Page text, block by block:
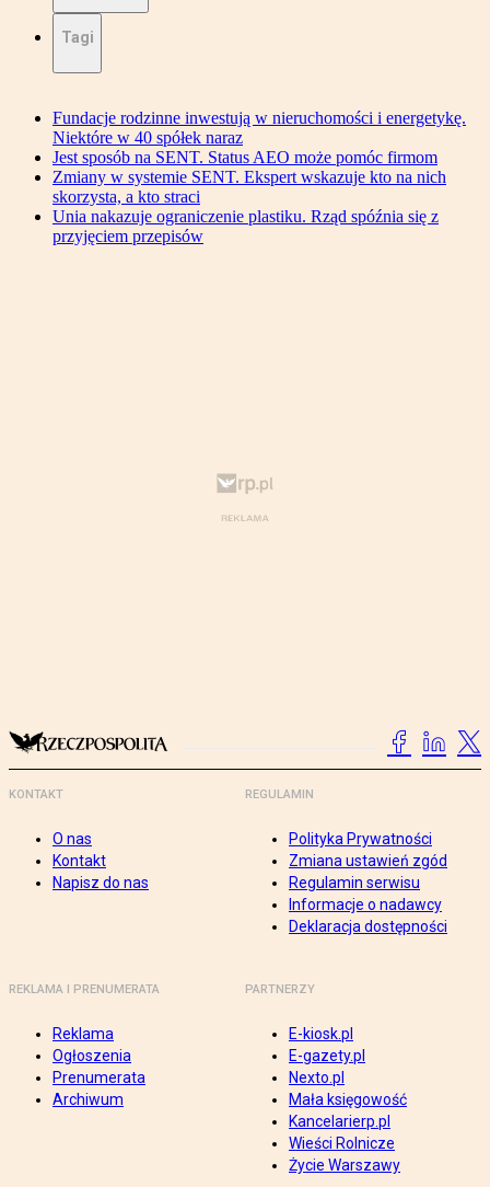
Tagi
Fundacje rodzinne inwestują w nieruchomości i energetykę.
Niektóre w 40 spółek naraz
Jest sposób na SENT. Status AEO może pomóc firmom
Zmiany w systemie SENT. Ekspert wskazuje kto na nich
skorzysta, a kto straci
Unia nakazuje ograniczenie plastiku. Rząd spóźnia się z
przyjęciem przepisów
KONTAKT
O nas
Kontakt
Napisz do nas
REGULAMIN
Polityka Prywatności
Zmiana ustawień zgód
Regulamin serwisu
Informacje o nadawcy
Deklaracja dostępności
REKLAMA I PRENUMERATA
Reklama
Ogłoszenia
Prenumerata
Archiwum
PARTNERZY
E-kiosk.pl
E-gazety.pl
Nexto.pl
Mała księgowość
Kancelarierp.pl
Wieści Rolnicze
Życie Warszawy